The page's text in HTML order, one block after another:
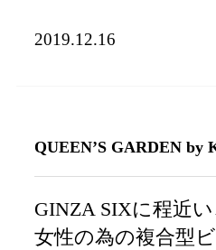
2019.12.16
QUEEN’S GARDEN by
GINZA SIXに程近
女性の為の複合型